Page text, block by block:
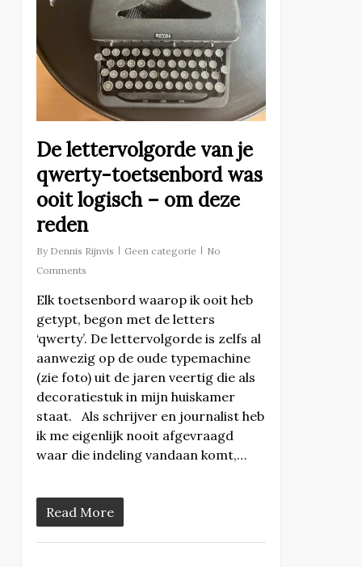
De lettervolgorde van je
qwerty-toetsenbord was
ooit logisch – om deze
reden
By Dennis Rijnvis Geen categorie
No
Comments
Elk toetsenbord waarop ik ooit heb
getypt, begon met de letters
‘qwerty’. De lettervolgorde is zelfs al
aanwezig op de oude typemachine
(zie foto) uit de jaren veertig die als
decoratiestuk in mijn huiskamer
staat. Als schrijver en journalist heb
ik me eigenlijk nooit afgevraagd
waar die indeling vandaan komt,…
Read More